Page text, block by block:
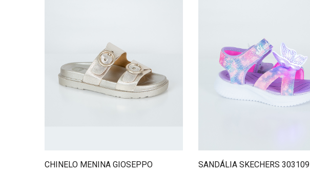
CHINELO MENINA GIOSEPPO
SANDÁLIA SKECHERS 303109